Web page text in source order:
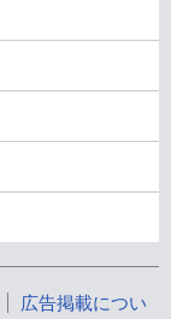
広告掲載につい